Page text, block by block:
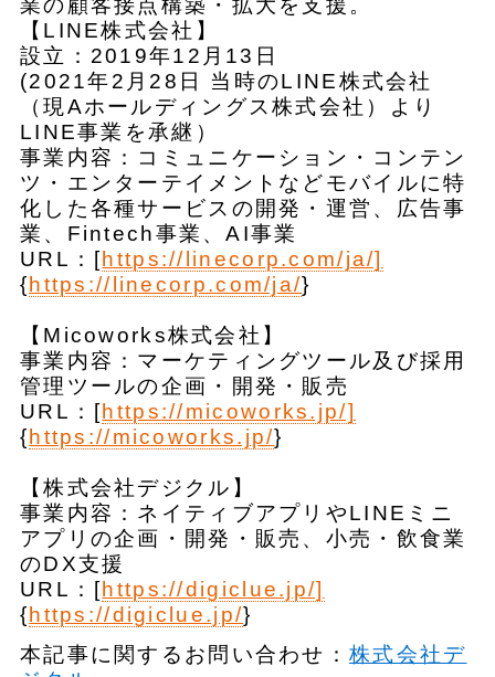
業の顧客接点構築・拡大を支援。
【LINE株式会社】
設立：2019年12月13日
(2021年2月28日 当時のLINE株式会社
（現Aホールディングス株式会社）より
LINE事業を承継）
事業内容：コミュニケーション・コンテン
ツ・エンターテイメントなどモバイルに特
化した各種サービスの開発・運営、広告事
業、Fintech事業、AI事業
URL：[https://linecorp.com/ja/]
{https://linecorp.com/ja/}
【Micoworks株式会社】
事業内容：マーケティングツール及び採用
管理ツールの企画・開発・販売
URL：[https://micoworks.jp/]
{https://micoworks.jp/}
【株式会社デジクル】
事業内容：ネイティブアプリやLINEミニ
アプリの企画・開発・販売、小売・飲食業
のDX支援
URL：[https://digiclue.jp/]
{https://digiclue.jp/}
本記事に関するお問い合わせ：株式会社デ